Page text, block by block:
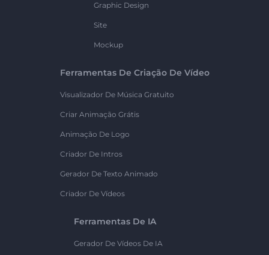
Graphic Design
Site
Mockup
Ferramentas De Criação De Vídeo
Visualizador De Música Gratuito
Criar Animação Grátis
Animação De Logo
Criador De Intros
Gerador De Texto Animado
Criador De Vídeos
Ferramentas De IA
Gerador De Vídeos De IA